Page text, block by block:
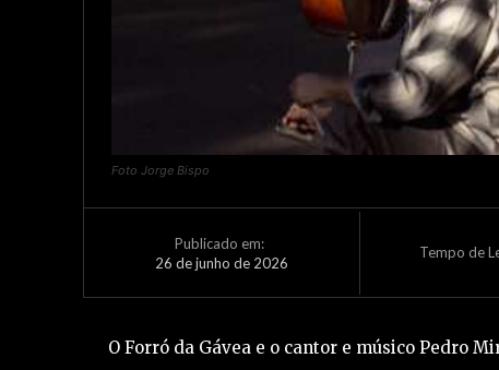
Foto Jorge Bispo
Publicado em:
26 de junho de 2026
Tempo de
O Forró da Gávea e o cantor e músico Pedro